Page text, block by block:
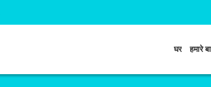
घर हमारे